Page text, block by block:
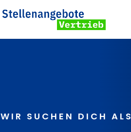
WIR SUCHEN DICH ALS